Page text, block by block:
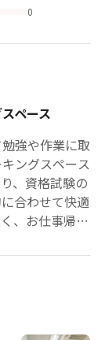
0
ペース
強や作業に取
ングスペース
、資格試験の
合わせて快適
、お仕事帰り
をサポートい